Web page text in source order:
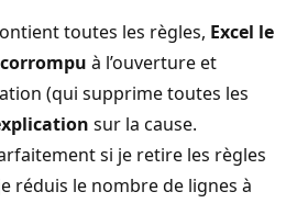
toutes les règles, Excel le
à l’ouverture et
(qui supprime toutes les
sur la cause.
si je retire les règles
réduis le nombre de lignes à